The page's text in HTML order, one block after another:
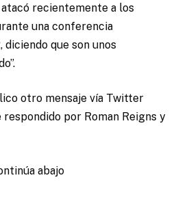
recientemente a los
una conferencia
que son unos
otro mensaje vía Twitter
por Roman Reigns y
abajo